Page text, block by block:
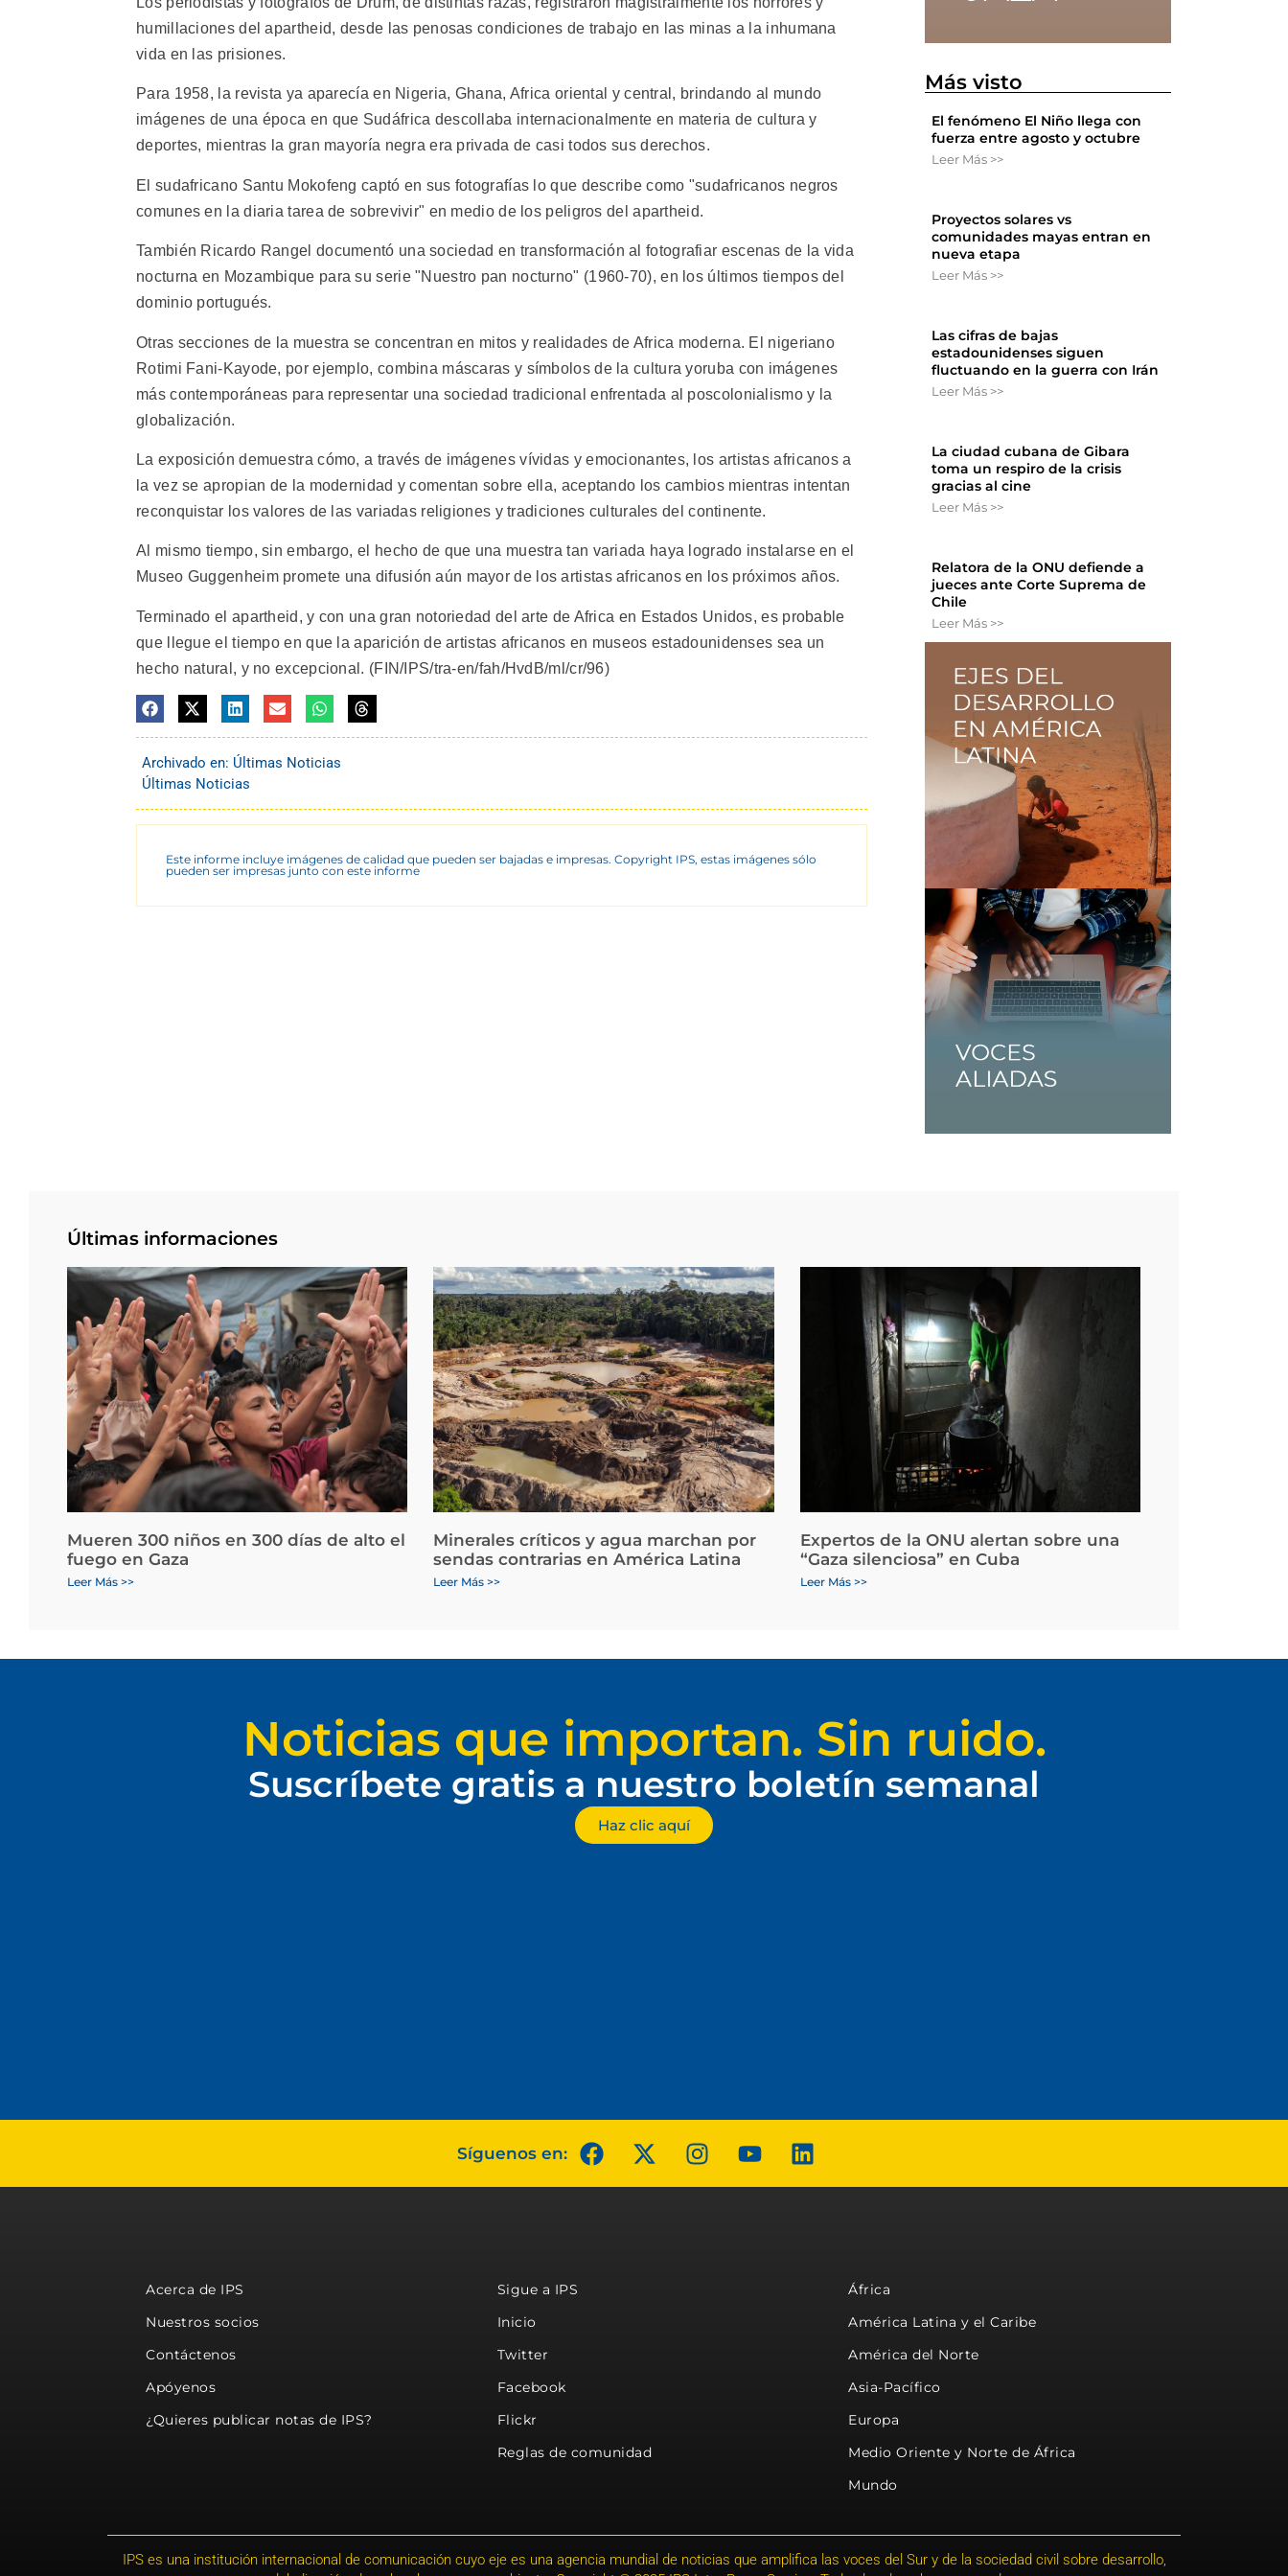
humillaciones del apartheid, desde las penosas condiciones de trabajo en las minas a la inhumana
vida en las prisiones.
Para 1958, la revista ya aparecía en Nigeria, Ghana, Africa oriental y central, brindando al mundo
imágenes de una época en que Sudáfrica descollaba internacionalmente en materia de cultura y
deportes, mientras la gran mayoría negra era privada de casi todos sus derechos.
El sudafricano Santu Mokofeng captó en sus fotografías lo que describe como "sudafricanos negros
comunes en la diaria tarea de sobrevivir" en medio de los peligros del apartheid.
También Ricardo Rangel documentó una sociedad en transformación al fotografiar escenas de la vida
nocturna en Mozambique para su serie "Nuestro pan nocturno" (1960-70), en los últimos tiempos del
dominio portugués.
Otras secciones de la muestra se concentran en mitos y realidades de Africa moderna. El nigeriano
Rotimi Fani-Kayode, por ejemplo, combina máscaras y símbolos de la cultura yoruba con imágenes
más contemporáneas para representar una sociedad tradicional enfrentada al poscolonialismo y la
globalización.
La exposición demuestra cómo, a través de imágenes vívidas y emocionantes, los artistas africanos a
la vez se apropian de la modernidad y comentan sobre ella, aceptando los cambios mientras intentan
reconquistar los valores de las variadas religiones y tradiciones culturales del continente.
Al mismo tiempo, sin embargo, el hecho de que una muestra tan variada haya logrado instalarse en el
Museo Guggenheim promete una difusión aún mayor de los artistas africanos en los próximos años.
Terminado el apartheid, y con una gran notoriedad del arte de Africa en Estados Unidos, es probable
que llegue el tiempo en que la aparición de artistas africanos en museos estadounidenses sea un
hecho natural, y no excepcional. (FIN/IPS/tra-en/fah/HvdB/ml/cr/96)
Archivado en: Últimas Noticias
Últimas Noticias
Este informe incluye imágenes de calidad que pueden ser bajadas e impresas. Copyright IPS, estas imágenes sólo
pueden ser impresas junto con este informe
Más visto
El fenómeno El Niño llega con
fuerza entre agosto y octubre
Leer Más >>
Proyectos solares vs
comunidades mayas entran en
nueva etapa
Leer Más >>
Las cifras de bajas
estadounidenses siguen
fluctuando en la guerra con Irán
Leer Más >>
La ciudad cubana de Gibara
toma un respiro de la crisis
gracias al cine
Leer Más >>
Relatora de la ONU defiende a
jueces ante Corte Suprema de
Chile
Leer Más >>
Últimas informaciones
Mueren 300 niños en 300 días de alto el
fuego en Gaza
Leer Más >>
Minerales críticos y agua marchan por
sendas contrarias en América Latina
Leer Más >>
Expertos de la ONU alertan sobre una
“Gaza silenciosa” en Cuba
Leer Más >>
Noticias que importan. Sin ruido.
Suscríbete gratis a nuestro boletín semanal
Haz clic aquí
Síguenos en:
Acerca de IPS
Nuestros socios
Contáctenos
Apóyenos
¿Quieres publicar notas de IPS?
Sigue a IPS
Inicio
Twitter
Facebook
Flickr
Reglas de comunidad
África
América Latina y el Caribe
América del Norte
Asia-Pacífico
Europa
Medio Oriente y Norte de África
Mundo
IPS es una institución internacional de comunicación cuyo eje es una agencia mundial de noticias que amplifica las voces del Sur y de la sociedad civil sobre desarrollo,